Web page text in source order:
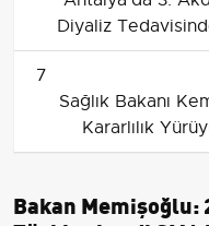
Diyaliz
7
Sağlık Bakanı
Kararlılık
Bakan Memişoğlu: